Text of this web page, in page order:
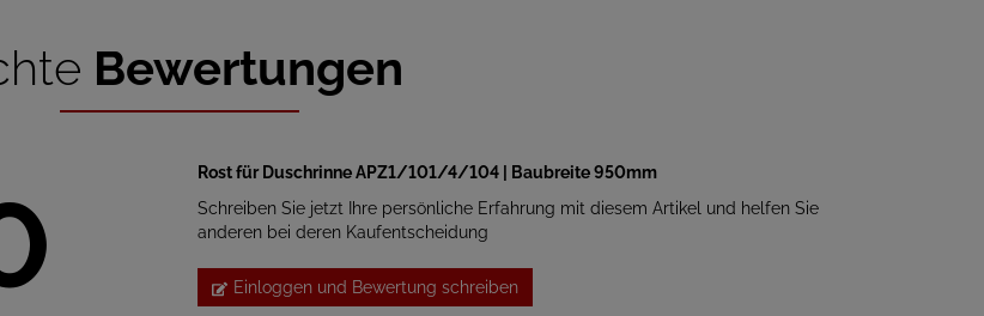
Bewertungen
Rost für Duschrinne APZ1/101/4/104 | Baubreite 950mm
Schreiben Sie jetzt Ihre persönliche Erfahrung mit diesem Artikel und helfen Sie
anderen bei deren Kaufentscheidung
Einloggen und Bewertung schreiben